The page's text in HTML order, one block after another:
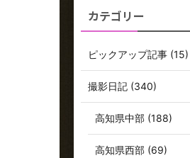
カテゴリー
ピックアップ記事 (15)
撮影日記 (340)
高知県中部 (188)
高知県西部 (69)